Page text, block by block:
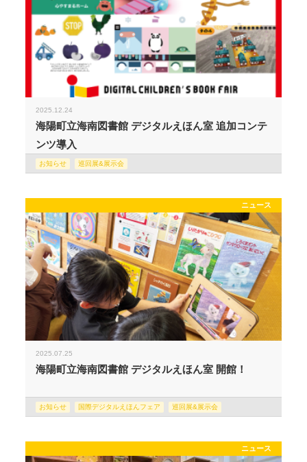
2025.12.24
海陽町立海南図書館 デジタルえほん室 追加コンテ
ンツ導入
お知らせ 巡回展&展示会
ニュース
2025.07.25
海陽町立海南図書館 デジタルえほん室 開館！
お知らせ 国際デジタルえほんフェア 巡回展&展示会
ニュース